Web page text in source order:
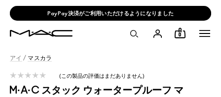
PayPay決済がご利用いただけるようになりました
0
アイ / マスカラ
M·A·C スタック ウォータープルーフ マ
この製品の評価はまだありません